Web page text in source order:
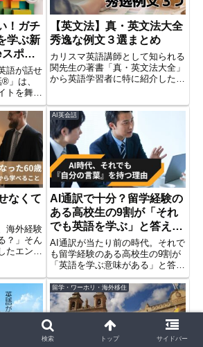
！ガチ
学ぶ新
ポー
語が話せ
」は、
トを舞台
く新しい
講OK、
選制！
【英文法】真・英文法大全
秀逸な例文３選まとめ
カリスマ英語講師として知られる
関先生の著書「真・英文法大全」
から英語学習者に特に紹介したい
参考にしてみてください。
なくて
海外経験
？」そん
たエンジ
のりと
めの学習
AI英会話
AI通訳で十分？留学経験の
ある高校生の9割が「それ
でも英語を学ぶ」と答えた
理由
AI通訳が当たり前の時代。それで
も留学経験のある高校生の9割が
「英語を学ぶ意味がある」と答え
た理由とは？2025年最新調査を
もとに、AIと人間の役割、これか
らの英語学習の考え方を解説しま
す。
留学・ワーホリ・海外移住
検索 トップ サイドバー